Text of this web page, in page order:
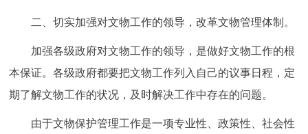
二、切实加强对文物工作的领导，改革文物管理体制。
加强各级政府对文物工作的领导，是做好文物工作的根
本保证。各级政府都要把文物工作列入自己的议事日程，定
期了解文物工作的状况，及时解决工作中存在的问题。
由于文物保护管理工作是一项专业性、政策性、社会性